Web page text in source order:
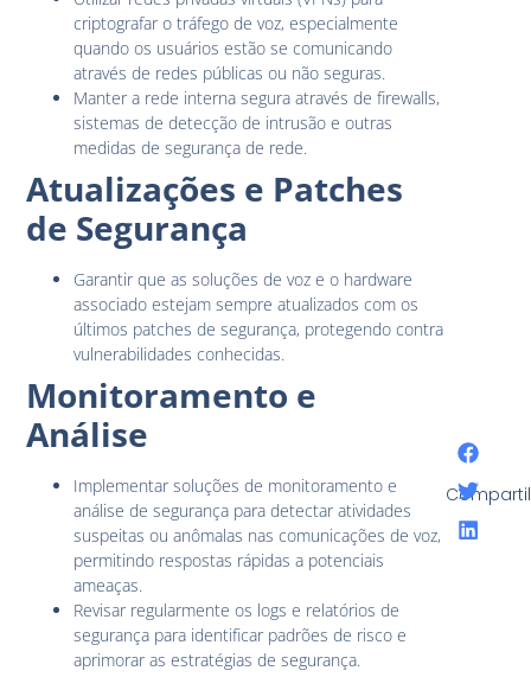
criptografar o tráfego de voz, especialmente
quando os usuários estão se comunicando
através de redes públicas ou não seguras.
Manter a rede interna segura através de firewalls,
sistemas de detecção de intrusão e outras
medidas de segurança de rede.
Atualizações e Patches
de Segurança
Garantir que as soluções de voz e o hardware
associado estejam sempre atualizados com os
últimos patches de segurança, protegendo contra
vulnerabilidades conhecidas.
Monitoramento e
Análise
Implementar soluções de monitoramento e
análise de segurança para detectar atividades
suspeitas ou anômalas nas comunicações de voz,
permitindo respostas rápidas a potenciais
ameaças.
Revisar regularmente os logs e relatórios de
segurança para identificar padrões de risco e
aprimorar as estratégias de segurança.